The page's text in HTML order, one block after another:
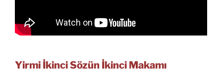
Yirmi İkinci Sözün İkinci Makamı